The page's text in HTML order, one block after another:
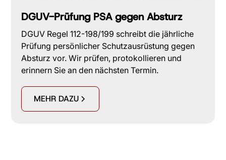
DGUV-Prüfung PSA gegen Absturz
DGUV Regel 112-198/199 schreibt die jährliche
Prüfung persönlicher Schutzausrüstung gegen
Absturz vor. Wir prüfen, protokollieren und
erinnern Sie an den nächsten Termin.
MEHR DAZU